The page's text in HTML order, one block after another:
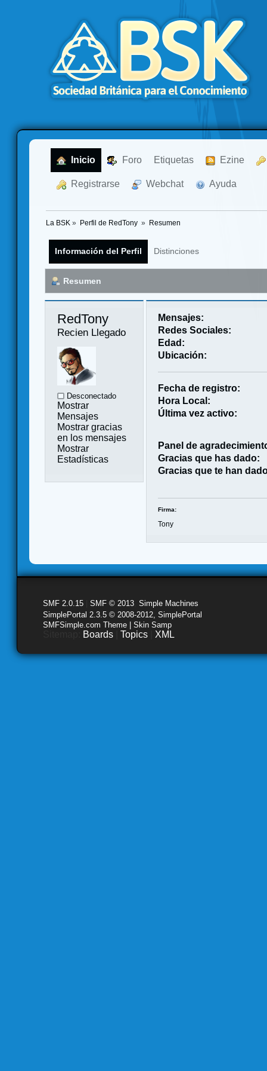
Inicio Foro Etiquetas Ezine
Registrarse Webchat Ayuda
La BSK » Perfil de RedTony » Resumen
Información del Perfil Distinciones
Resumen
RedTony
Recien Llegado
Desconectado
Mostrar
Mensajes
Mostrar gracias
en los mensajes
Mostrar
Estadísticas
Mensajes:
Redes Sociales:
Edad:
Ubicación:
Fecha de registro:
Hora Local:
Última vez activo:
Panel de
Gracias que has dado:
Gracias que te han
Firma:
Tony
SMF 2.0.15 SMF © 2013 Simple Machines
SimplePortal 2.3.5 © 2008-2012, SimplePortal
SMFSimple.com Theme | Skin Samp
Boards Topics XML